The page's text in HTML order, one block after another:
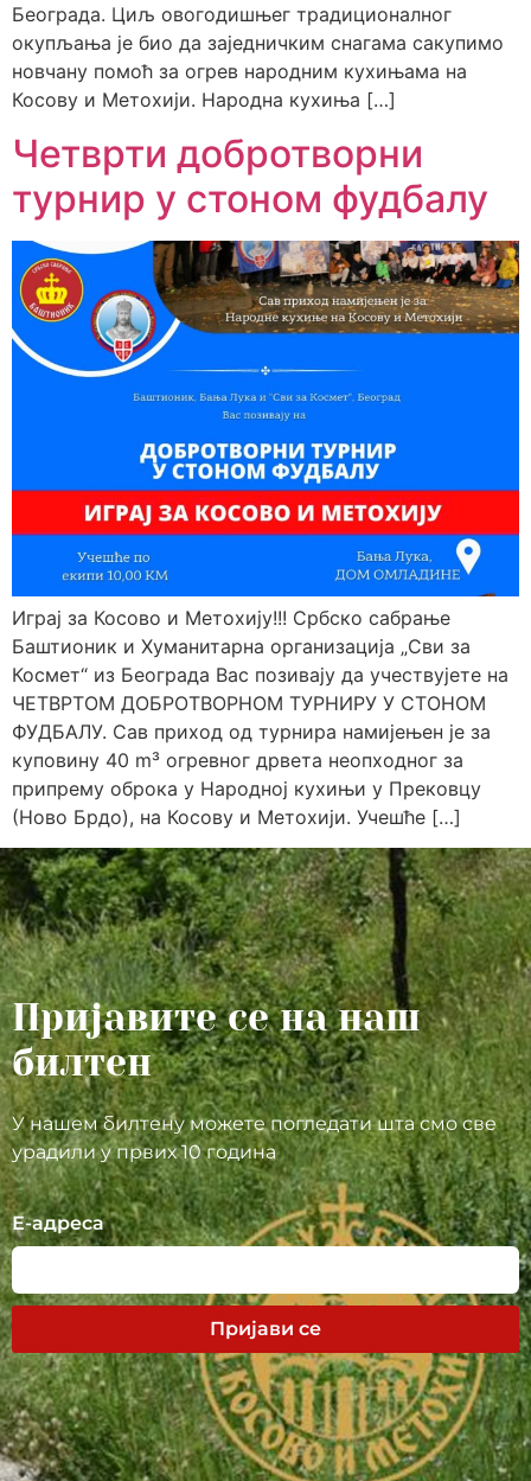
Београда. Циљ овогодишњег традиционалног
окупљања је био да заједничким снагама сакупимо
новчану помоћ за огрев народним кухињама на
Косову и Метохији. Народна кухиња […]
Четврти добротворни
турнир у стоном фудбалу
Играј за Косово и Метохију!!! Србско сабрање
Баштионик и Хуманитарна организација „Сви за
Космет“ из Београда Вас позивају да учествујете на
ЧЕТВРТОМ ДОБРОТВОРНОМ ТУРНИРУ У СТОНОМ
ФУДБАЛУ. Сав приход од турнира намијењен је за
куповину 40 m³ огревног дрвета неопходног за
припрему оброка у Народној кухињи у Прековцу
(Ново Брдо), на Косову и Метохији. Учешће […]
Пријавите се на наш
билтен
У нашем билтену можете погледати шта смо све
урадили у првих 10 година
Е-адреса
Пријави се